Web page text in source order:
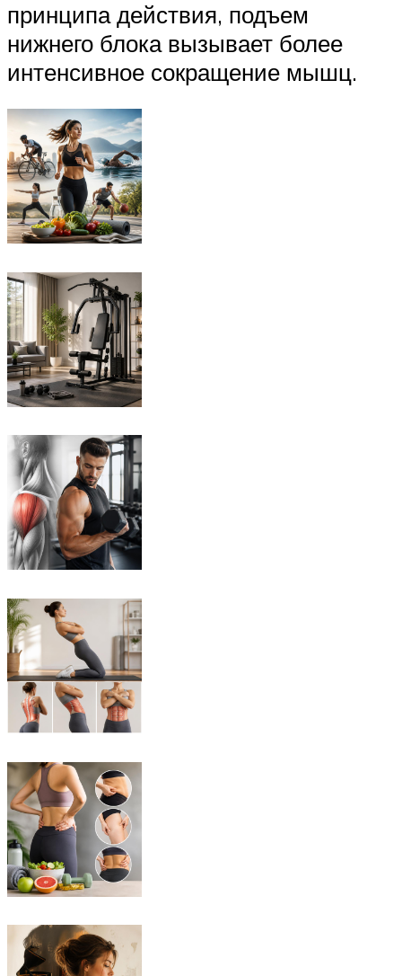
принципа действия, подъем
нижнего блока вызывает более
интенсивное сокращение мышц.